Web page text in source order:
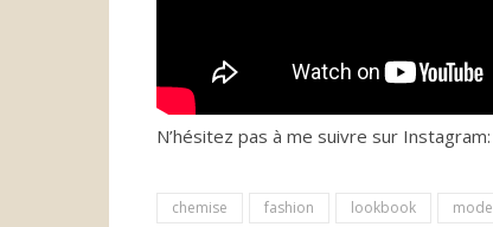
N’hésitez pas à me suivre sur Instagram:
chemise fashion lookbook mode